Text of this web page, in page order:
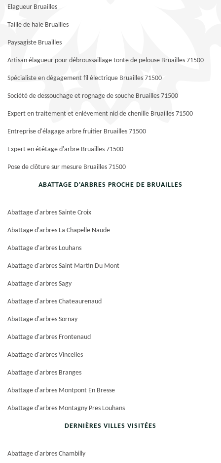
Elagueur Bruailles
Taille de haie Bruailles
Paysagiste Bruailles
Artisan élagueur pour débroussaillage tonte de pelouse Bruailles 71500
Spécialiste en dégagement fil électrique Bruailles 71500
Société de dessouchage et rognage de souche Bruailles 71500
Expert en traitement et enlèvement nid de chenille Bruailles 71500
Entreprise d'élagage arbre fruitier Bruailles 71500
Expert en étêtage d'arbre Bruailles 71500
Pose de clôture sur mesure Bruailles 71500
ABATTAGE D'ARBRES PROCHE DE BRUAILLES
Abattage d'arbres Sainte Croix
Abattage d'arbres La Chapelle Naude
Abattage d'arbres Louhans
Abattage d'arbres Saint Martin Du Mont
Abattage d'arbres Sagy
Abattage d'arbres Chateaurenaud
Abattage d'arbres Sornay
Abattage d'arbres Frontenaud
Abattage d'arbres Vincelles
Abattage d'arbres Branges
Abattage d'arbres Montpont En Bresse
Abattage d'arbres Montagny Pres Louhans
DERNIÈRES VILLES VISITÉES
Abattage d'arbres Chambilly